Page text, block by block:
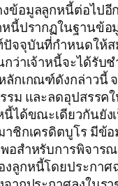
ข้อมูลลูกหนี้ต่อไปอี
นี้ปรากฏในฐานข้อ
จจุบันที่กำหนดให้ส
ว่าเจ้าหนี้จะได้รับ
ลักเกณฑ์ดังกล่าวนี้
รม และลดอุปสรรคใ
ได้ขณะเดียวกันยัง
ชิกเครดิตบูโร มีข้
พอสำหรับการพิจาร
งลูกหนี้โดยประกา